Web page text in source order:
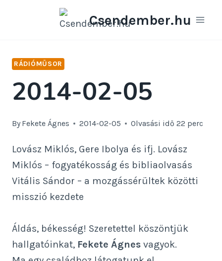
Csendember.hu
RÁDIÓMŰSOR
2014-02-05
By Fekete Ágnes 2014-02-05 Olvasási idő 22 perc
Lovász Miklós, Gere Ibolya és ifj. Lovász
Miklós – fogyatékosság és bibliaolvasás
Vitális Sándor – a mozgássérültek közötti
misszió kezdete
Áldás, békesség! Szeretettel köszöntjük
hallgatóinkat, Fekete Ágnes vagyok.